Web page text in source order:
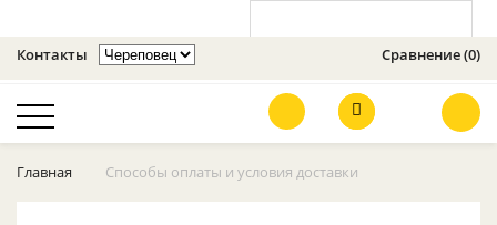
Контакты Сравнение (0)
Главная Способы оплаты и условия доставки